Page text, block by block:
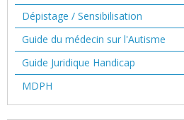
Dépistage / Sensibilisation
Guide du médecin sur l'Autisme
Guide Juridique Handicap
MDPH